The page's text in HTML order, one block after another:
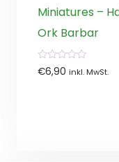
Miniatures –
Ork Barbar
0
von
€6,90 inkl. MwSt.